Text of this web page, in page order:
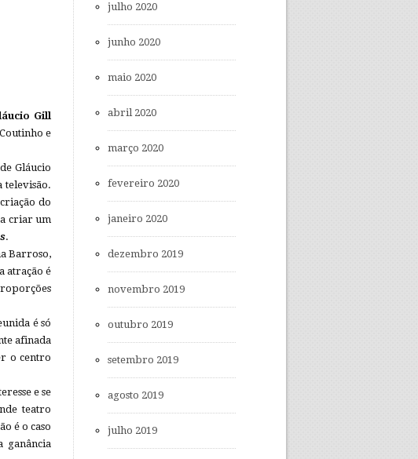
Gill
e
Gláucio
televisão.
do
criar um
.
Barroso,
atração é
é só
afinada
o centro
e se
teatro
é o caso
ganância
julho 2020
junho 2020
maio 2020
abril 2020
março 2020
fevereiro 2020
janeiro 2020
dezembro 2019
novembro 2019
outubro 2019
setembro 2019
agosto 2019
julho 2019